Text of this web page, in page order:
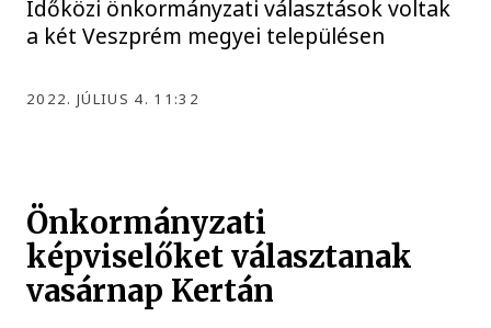
Időközi önkormányzati választások voltak
a két Veszprém megyei településen
2022. JÚLIUS 4. 11:32
Önkormányzati
képviselőket választanak
vasárnap Kertán